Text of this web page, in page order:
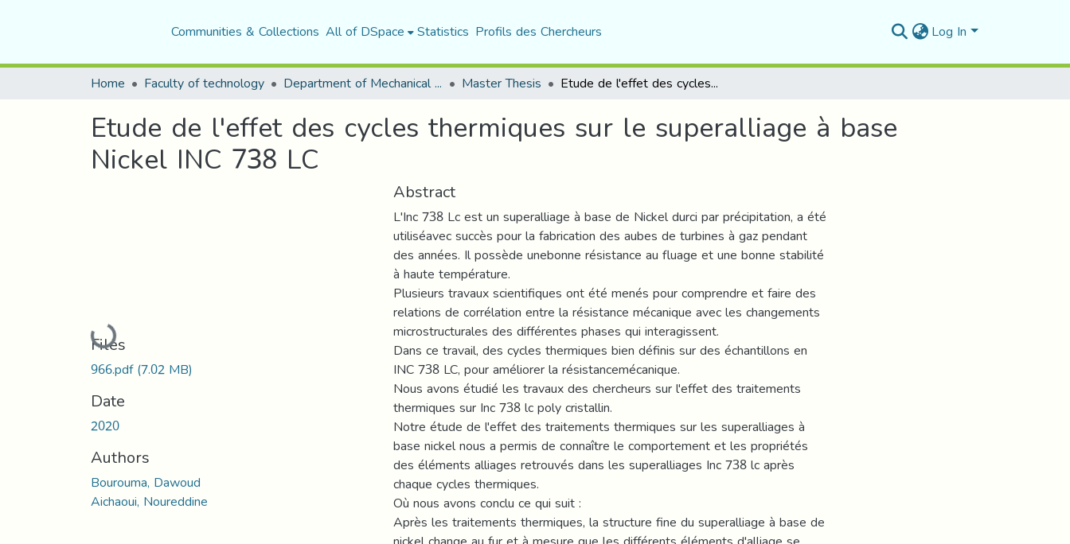
Communities & Collections All of DSpace Statistics Profils des Chercheurs Log In
Home Faculty of technology Department of Mechanical Engineering Master Thesis Etude de l'effet des cycles thermiques sur le superalliage à base Nickel INC 738 LC
Etude de l'effet des cycles thermiques sur le superalliage à base
Nickel INC 738 LC
Loading...
Files
966.pdf(7.02 MB)
Date
2020
Authors
Bourouma, Dawoud
Aichaoui, Noureddine
Abstract
L'Inc 738 Lc est un superalliage à base de Nickel durci par précipitation, a été
utiliséavec succès pour la fabrication des aubes de turbines à gaz pendant
des années. Il possède unebonne résistance au fluage et une bonne stabilité
à haute température.
Plusieurs travaux scientifiques ont été menés pour comprendre et faire des
relations de corrélation entre la résistance mécanique avec les changements
microstructurales des différentes phases qui interagissent.
Dans ce travail, des cycles thermiques bien définis sur des échantillons en
INC 738 LC, pour améliorer la résistancemécanique.
Nous avons étudié les travaux des chercheurs sur l'effet des traitements
thermiques sur Inc 738 lc poly cristallin.
Notre étude de l'effet des traitements thermiques sur les superalliages à
base nickel nous a permis de connaître le comportement et les propriétés
des éléments alliages retrouvés dans les superalliages Inc 738 lc après
chaque cycles thermiques.
Où nous avons conclu ce qui suit :
Après les traitements thermiques, la structure fine du superalliage à base de